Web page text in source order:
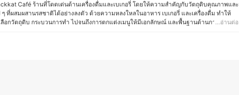
Café ร้านที่โดดเด่นด้านเครื่องดื่มและเบเกอรี่ โดยให้ความสำคัญกับวัตถุดิบคุณภาพและ
ๆ ที่ผสมผสานรสชาติได้อย่างลงตัว ด้วยความหลงใหลในอาหาร เบเกอรี่ และเครื่องดื่ม ทำให้
อกวัตถุดิบ กระบวนการทำ ไปจนถึงการตกแต่งเมนูให้มีเอกลักษณ์ และพื้นฐานด้านการท่อง
…อ่านต่อ